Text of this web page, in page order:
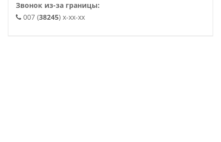
Звонок из-за границы:
007 (38245) x-xx-xx